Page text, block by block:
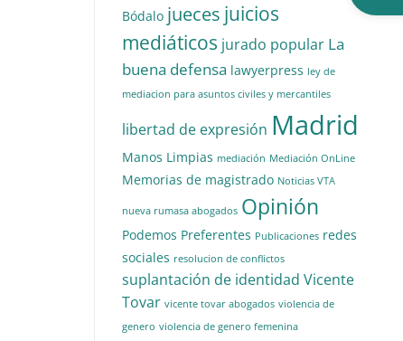
Bódalo jueces juicios
mediáticos jurado popular La
buena defensa lawyerpress ley de
mediacion para asuntos civiles y mercantiles
libertad de expresión Madrid
Manos Limpias mediación Mediación OnLine
Memorias de magistrado Noticias VTA
nueva rumasa abogados Opinión
Podemos Preferentes Publicaciones redes
sociales resolucion de conflictos
suplantación de identidad Vicente
Tovar vicente tovar abogados violencia de
genero violencia de genero femenina